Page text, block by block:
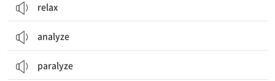
relax
analyze
paralyze